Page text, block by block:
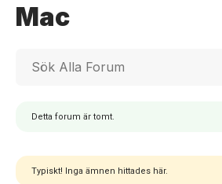
Mac
Detta forum är tomt.
Typiskt! Inga ämnen hittades här.